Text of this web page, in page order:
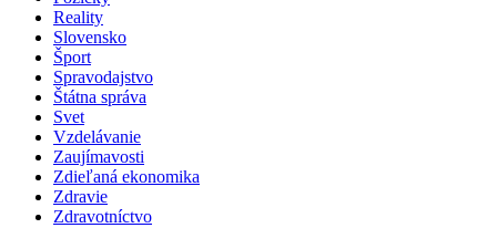
Reality
Slovensko
Šport
Spravodajstvo
Štátna správa
Svet
Vzdelávanie
Zaujímavosti
Zdieľaná ekonomika
Zdravie
Zdravotníctvo